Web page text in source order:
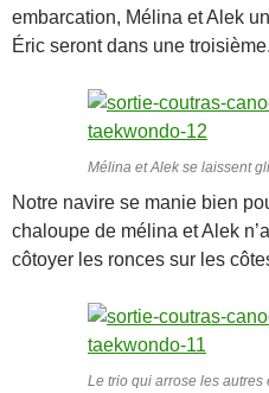
embarcation, Mélina et Alek
Éric seront dans une troisième.
Mélina et Alek se laissent
Notre navire se manie bien
chaloupe de mélina et Alek
côtoyer les ronces sur les
Le trio qui arrose les